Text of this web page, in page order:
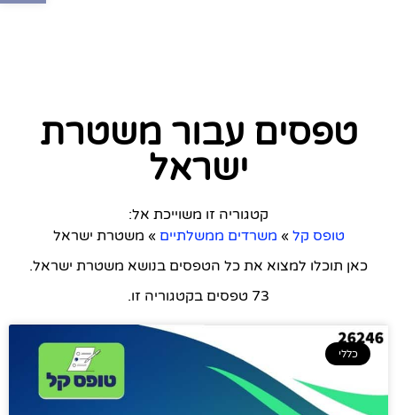
טפסים עבור משטרת
ישראל
קטגוריה זו משוייכת אל:
טופס קל » משרדים ממשלתיים » משטרת ישראל
כאן תוכלו למצוא את כל הטפסים בנושא משטרת ישראל.
73 טפסים בקטגוריה זו.
כללי